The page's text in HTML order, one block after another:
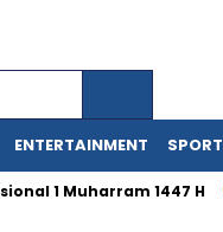
ENTERTAINMENT SPORT
1 Muharram 1447 H